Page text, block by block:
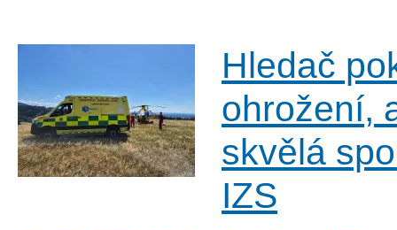
Hledač
ohrožení,
skvělá
IZS